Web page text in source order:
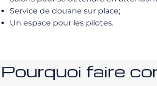
Service de douane sur place;
Un espace pour les pilotes.
Pourquoi faire